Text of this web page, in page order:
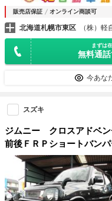
販売店保証 オンライン商談可
北海道札幌市東区 （株）
まずは
無料通
今あな
スズキ
ジムニー クロスアドベ
前後ＦＲＰショートバン
ラー・ＨＩＤ・ＬＥＤウ
プ・専用１６ＡＷ・背面
キッドガード